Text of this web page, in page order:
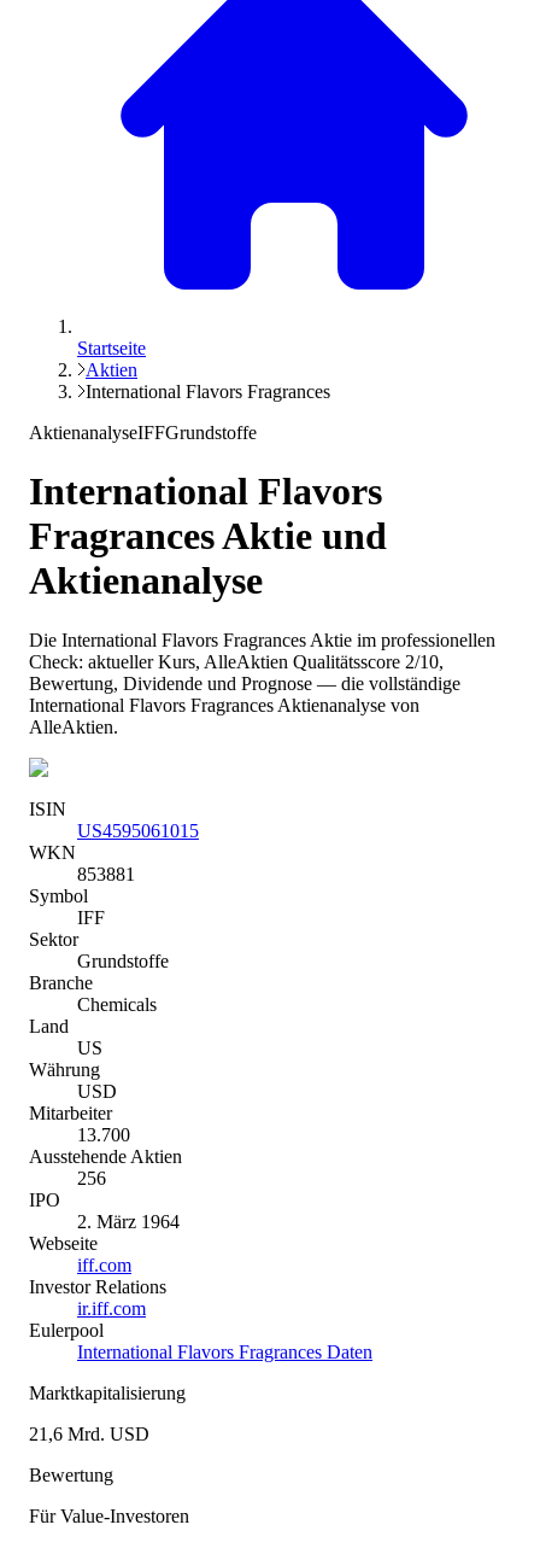
Startseite
Aktien
International Flavors Fragrances
AktienanalyseIFFGrundstoffe
International Flavors
FragrancesAktie und
Aktienanalyse
Die International Flavors Fragrances Aktie im professionellen
Check: aktueller Kurs, AlleAktien Qualitätsscore 2/10,
Bewertung, Dividende und Prognose — die vollständige
International Flavors Fragrances Aktienanalyse von
AlleAktien.
ISIN
US4595061015
WKN
853881
Symbol
IFF
Sektor
Grundstoffe
Branche
Chemicals
Land
US
Währung
USD
Mitarbeiter
13.700
Ausstehende Aktien
256
IPO
2. März 1964
Webseite
iff.com
Investor Relations
ir.iff.com
Eulerpool
International Flavors Fragrances Daten
Marktkapitalisierung
21,6 Mrd. USD
Bewertung
Für Value-Investoren